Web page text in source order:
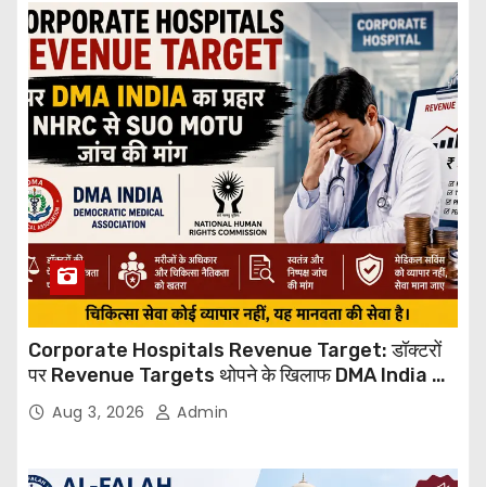
Corporate Hospitals Revenue Target: डॉक्टरों
पर Revenue Targets थोपने के खिलाफ DMA India का
बड़ा कदम, NHRC से Suo Motu जांच की मांग
Aug 3, 2026 Admin